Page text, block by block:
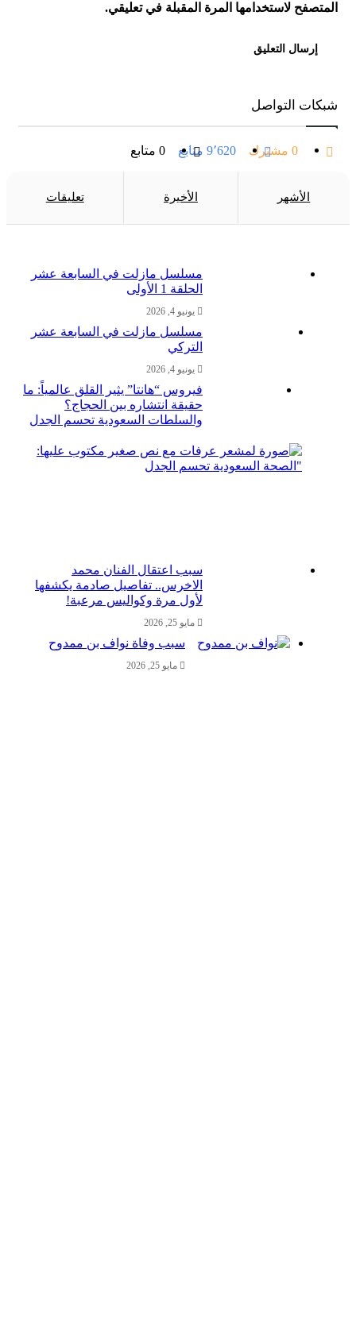
لاستخدامها المرة المقبلة في تعليقي.
التواصل
0 مشترك 9٬620 متابع 0 متابع
الأشهر الأخيرة تعليقات
مسلسل مازلت في السابعة عشر
الحلقة 1 الأولى
يونيو 4, 2026
مسلسل مازلت في السابعة عشر
التركي
يونيو 4, 2026
فيروس “هانتا” يثير القلق عالمياً: ما
حقيقة انتشاره بين الحجاج؟
والسلطات السعودية تحسم الجدل
سبب اعتقال الفنان محمد
الاخرس.. تفاصيل صادمة يكشفها
لأول مرة وكواليس مرعبة!
مايو 25, 2026
سبب وفاة نواف بن ممدوح
مايو 25, 2026